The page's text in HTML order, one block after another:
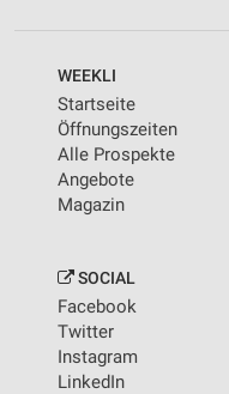
WEEKLI
Startseite
Öffnungszeiten
Alle Prospekte
Angebote
Magazin
SOCIAL
Facebook
Twitter
Instagram
LinkedIn